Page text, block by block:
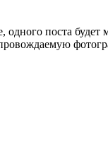
одного поста